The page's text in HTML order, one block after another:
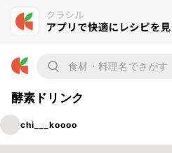
酵素ドリンク
chi___koooo